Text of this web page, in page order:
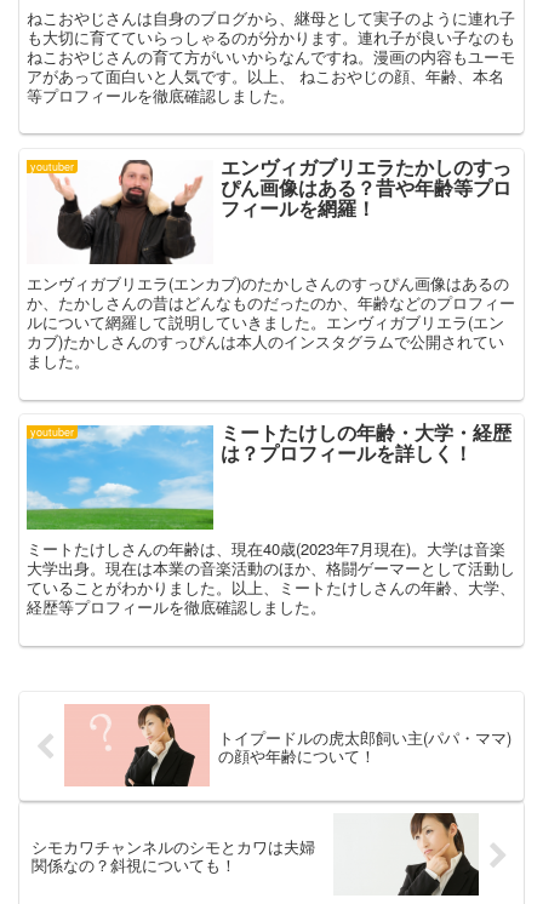
ねこおやじさんは自身のブログから、継母として実子のように連れ子
も大切に育てていらっしゃるのが分かります。連れ子が良い子なのも
ねこおやじさんの育て方がいいからなんですね。漫画の内容もユーモ
アがあって面白いと人気です。以上、 ねこおやじの顔、年齢、本名
等プロフィールを徹底確認しました。
youtuber エンヴィガブリエラたかしのすっ
ぴん画像はある？昔や年齢等プロ
フィールを網羅！
エンヴィガブリエラ(エンカブ)のたかしさんのすっぴん画像はあるの
か、たかしさんの昔はどんなものだったのか、年齢などのプロフィー
ルについて網羅して説明していきました。エンヴィガブリエラ(エン
カブ)たかしさんのすっぴんは本人のインスタグラムで公開されてい
ました。
youtuber ミートたけしの年齢・大学・経歴
は？プロフィールを詳しく！
ミートたけしさんの年齢は、現在40歳(2023年7月現在)。大学は音楽
大学出身。現在は本業の音楽活動のほか、格闘ゲーマーとして活動し
ていることがわかりました。以上、ミートたけしさんの年齢、大学、
経歴等プロフィールを徹底確認しました。
トイプードルの虎太郎飼い主(パパ・ママ)
の顔や年齢について！
シモカワチャンネルのシモとカワは夫婦
関係なの？斜視についても！